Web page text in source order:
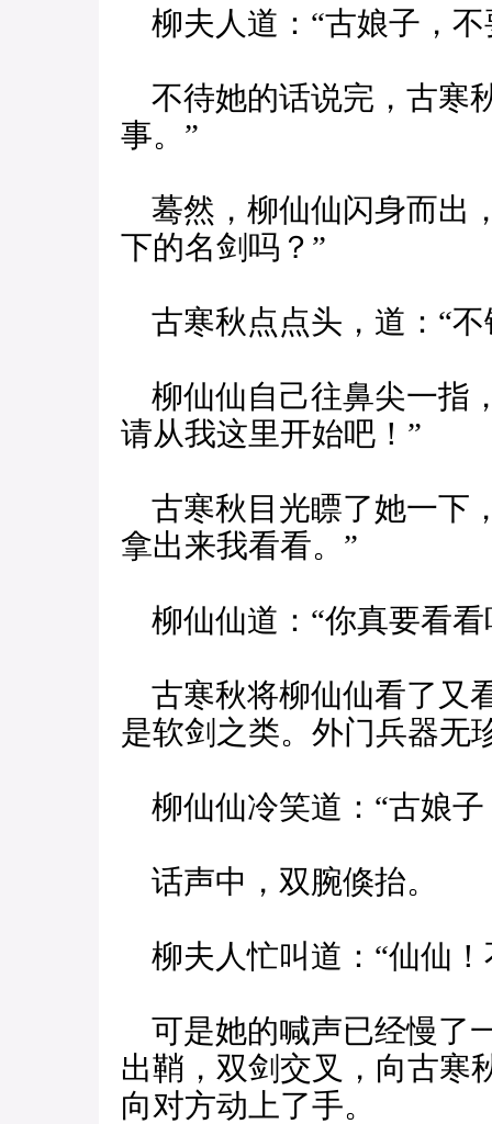
柳夫人道：“古娘子，不
不待她的话说完，古寒
事。”
蓦然，柳仙仙闪身而出
下的名剑吗？”
古寒秋点点头，道：“不
柳仙仙自己往鼻尖一指
请从我这里开始吧！”
古寒秋目光瞟了她一下
拿出来我看看。”
柳仙仙道：“你真要看看
古寒秋将柳仙仙看了又
是软剑之类。外门兵器无
柳仙仙冷笑道：“古娘子
话声中，双腕倏抬。
柳夫人忙叫道：“仙仙！
可是她的喊声已经慢了
出鞘，双剑交叉，向古寒
向对方动上了手。